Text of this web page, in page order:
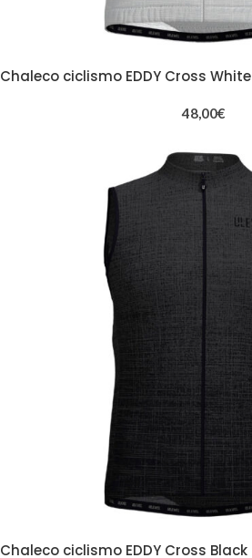
Chaleco ciclismo EDDY Cross White
48,00€
Chaleco ciclismo EDDY Cross Black